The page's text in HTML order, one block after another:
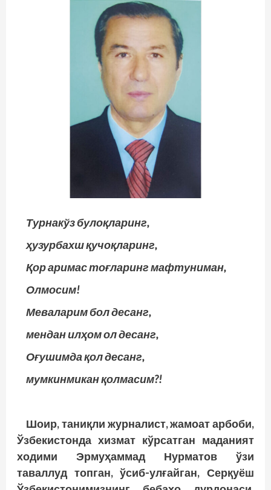
Турнакўз булоқларинг,
ҳузурбахш қучоқларинг,
Қор аримас тоғларинг мафтуниман,
Олмосим!
Меваларим бол десанг,
мендан илҳом ол десанг,
Оғушимда қол десанг,
мумкинмикан қолмасим?!
Шоир, таниқли журналист, жамоат арбоби,
Ўзбекистонда хизмат кўрсатган маданият
ходими Эрмуҳаммад Нурматов ўзи
таваллуд топган, ўсиб-улғайган, Серқуёш